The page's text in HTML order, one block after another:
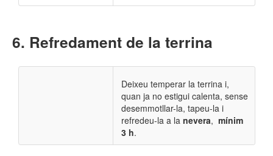
Refredament de la terrina
Deixeu temperar la terrina i,
quan ja no estigui calenta, sense
desemmotllar-la, tapeu-la i
refredeu-la a la nevera, mínim
3 h.